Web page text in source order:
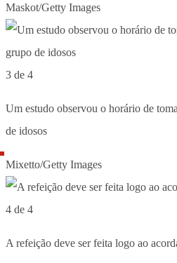
Maskot/Getty Images
3 de 4
Um estudo observou o horário de
de idosos
Mixetto/Getty Images
4 de 4
A refeição deve ser feita logo ao